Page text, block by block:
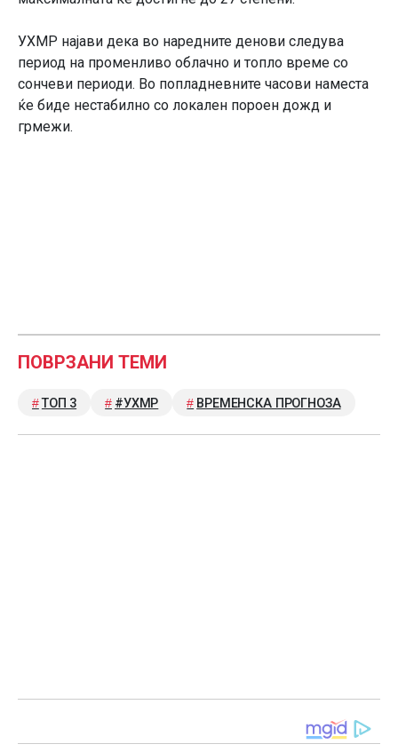
УХМР најави дека во наредните денови следува
период на променливо облачно и топло време со
сончеви периоди. Во попладневните часови наместа
ќе биде нестабилно со локален пороен дожд и
грмежи.
ПОВРЗАНИ ТЕМИ
ТОП 3 #УХМР ВРЕМЕНСКА ПРОГНОЗА